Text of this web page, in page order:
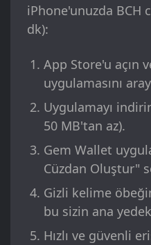
iPhone'unuzda BCH
dk):
App Store'u açın
uygulamasını
Uygulamayı
50 MB'tan az).
Gem Wallet
Cüzdan Oluştur"
Gizli kelime
bu sizin ana
Hızlı ve güvenli